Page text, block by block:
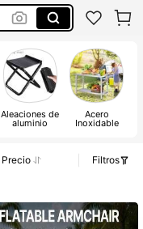
Aleaciones de
aluminio
Acero
Inoxidable
Precio
Filtros